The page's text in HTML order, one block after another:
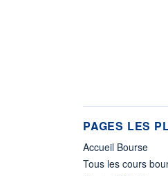
PAGES LES
Accueil Bourse
Tous les cours